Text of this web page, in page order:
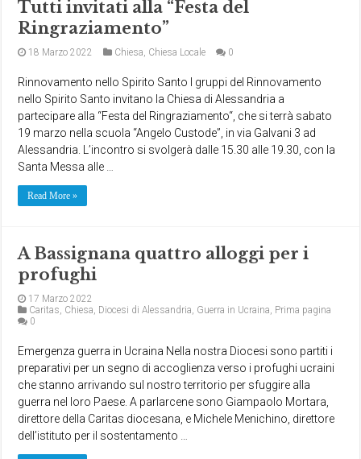
Tutti invitati alla “Festa del
Ringraziamento”
18 Marzo 2022 Chiesa, Chiesa Locale 0
Rinnovamento nello Spirito Santo I gruppi del Rinnovamento
nello Spirito Santo invitano la Chiesa di Alessandria a
partecipare alla “Festa del Ringraziamento“, che si terrà sabato
19 marzo nella scuola “Angelo Custode”, in via Galvani 3 ad
Alessandria. L’incontro si svolgerà dalle 15.30 alle 19.30, con la
Santa Messa alle …
Read More »
A Bassignana quattro alloggi per i
profughi
17 Marzo 2022
Caritas, Chiesa, Diocesi di Alessandria, Guerra in Ucraina, Prima pagina
0
Emergenza guerra in Ucraina Nella nostra Diocesi sono partiti i
preparativi per un segno di accoglienza verso i profughi ucraini
che stanno arrivando sul nostro territorio per sfuggire alla
guerra nel loro Paese. A parlarcene sono Giampaolo Mortara,
direttore della Caritas diocesana, e Michele Menichino, direttore
dell’istituto per il sostentamento …